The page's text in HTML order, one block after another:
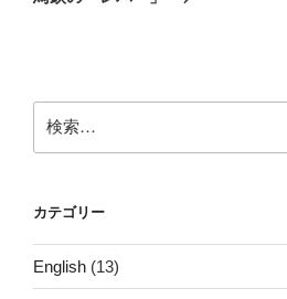
ン
索:
カテゴリー
English (13)